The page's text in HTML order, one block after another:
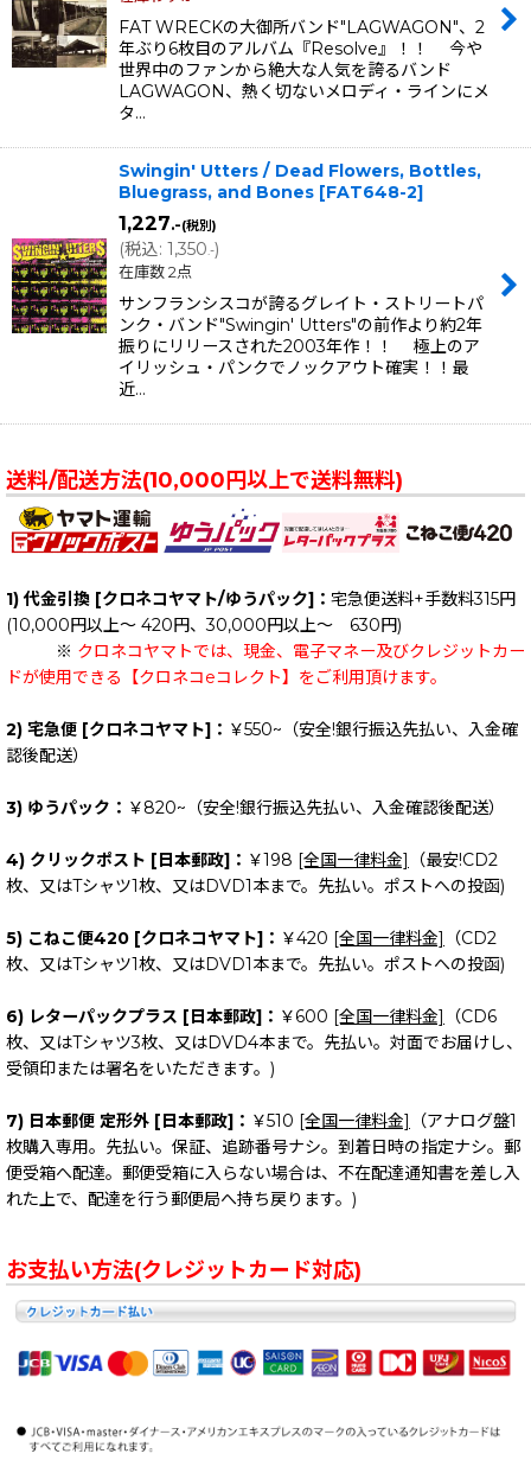
FAT WRECKの大御所バンド"LAGWAGON"、2
年ぶり6枚目のアルバム『Resolve』！！ 今や
世界中のファンから絶大な人気を誇るバンド
LAGWAGON、熱く切ないメロディ・ラインにメ
タ…
Swingin' Utters / Dead Flowers, Bottles,
Bluegrass, and Bones [FAT648-2]
1,227.-(税別)
(税込: 1,350.-)
在庫数 2点
サンフランシスコが誇るグレイト・ストリートパ
ンク・バンド"Swingin' Utters"の前作より約2年
振りにリリースされた2003年作！！ 極上のア
イリッシュ・パンクでノックアウト確実！！最
近…
送料/配送方法(10,000円以上で送料無料)
1) 代金引換 [クロネコヤマト/ゆうパック]： 宅急便送料+手数料315円
(10,000円以上～ 420円、30,000円以上～ 630円)
※ クロネコヤマトでは、現金、電子マネー及びクレジットカー
ドが使用できる【クロネコeコレクト】をご利用頂けます。
2) 宅急便 [クロネコヤマト]： ￥550~（安全!銀行振込先払い、入金確
認後配送）
3) ゆうパック： ￥820~（安全!銀行振込先払い、入金確認後配送）
4) クリックポスト [日本郵政]： ￥198 [全国一律料金]
（最安!CD2
枚、又はTシャツ1枚、又はDVD1本まで。先払い。ポストへの投函)
5) こねこ便420 [クロネコヤマト]： ￥420 [全国一律料金]
（CD2
枚、又はTシャツ1枚、又はDVD1本まで。先払い。ポストへの投函)
6) レターパックプラス [日本郵政]： ￥600 [全国一律料金]
（CD6
枚、又はTシャツ3枚、又はDVD4本まで。先払い。対面でお届けし、
受領印または署名をいただきます。)
7) 日本郵便 定形外 [日本郵政]： ￥510 [全国一律料金]
（アナログ盤1
枚購入専用。先払い。保証、追跡番号ナシ。到着日時の指定ナシ。郵
便受箱へ配達。郵便受箱に入らない場合は、不在配達通知書を差し入
れた上で、配達を行う郵便局へ持ち戻ります。)
お支払い方法(クレジットカード対応)